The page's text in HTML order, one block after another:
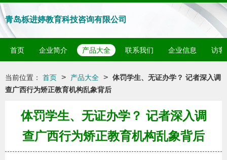
青岛栎进婷教育科技咨询有限公司
首页 企业简介 产品大全 联系我们 企业信息 访客
当前位置： 首页 > 产品大全 > 体罚学生、无证办学？ 记者深入调
查广西行为矫正教育机构乱象背后
体罚学生、无证办学？ 记者深入调
查广西行为矫正教育机构乱象背后